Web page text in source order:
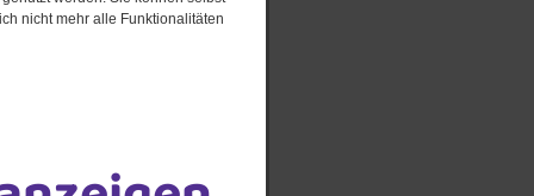
nicht mehr alle Funktionalitäten
auf
zu
Stadt